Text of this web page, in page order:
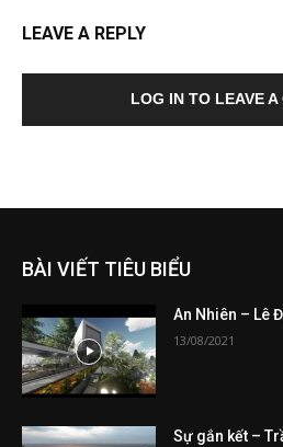
LEAVE A REPLY
LOG IN TO LEAVE A
BÀI VIẾT TIÊU BIỂU
An Nhiên – Lê
13/08/2021
Sự gắn kết –